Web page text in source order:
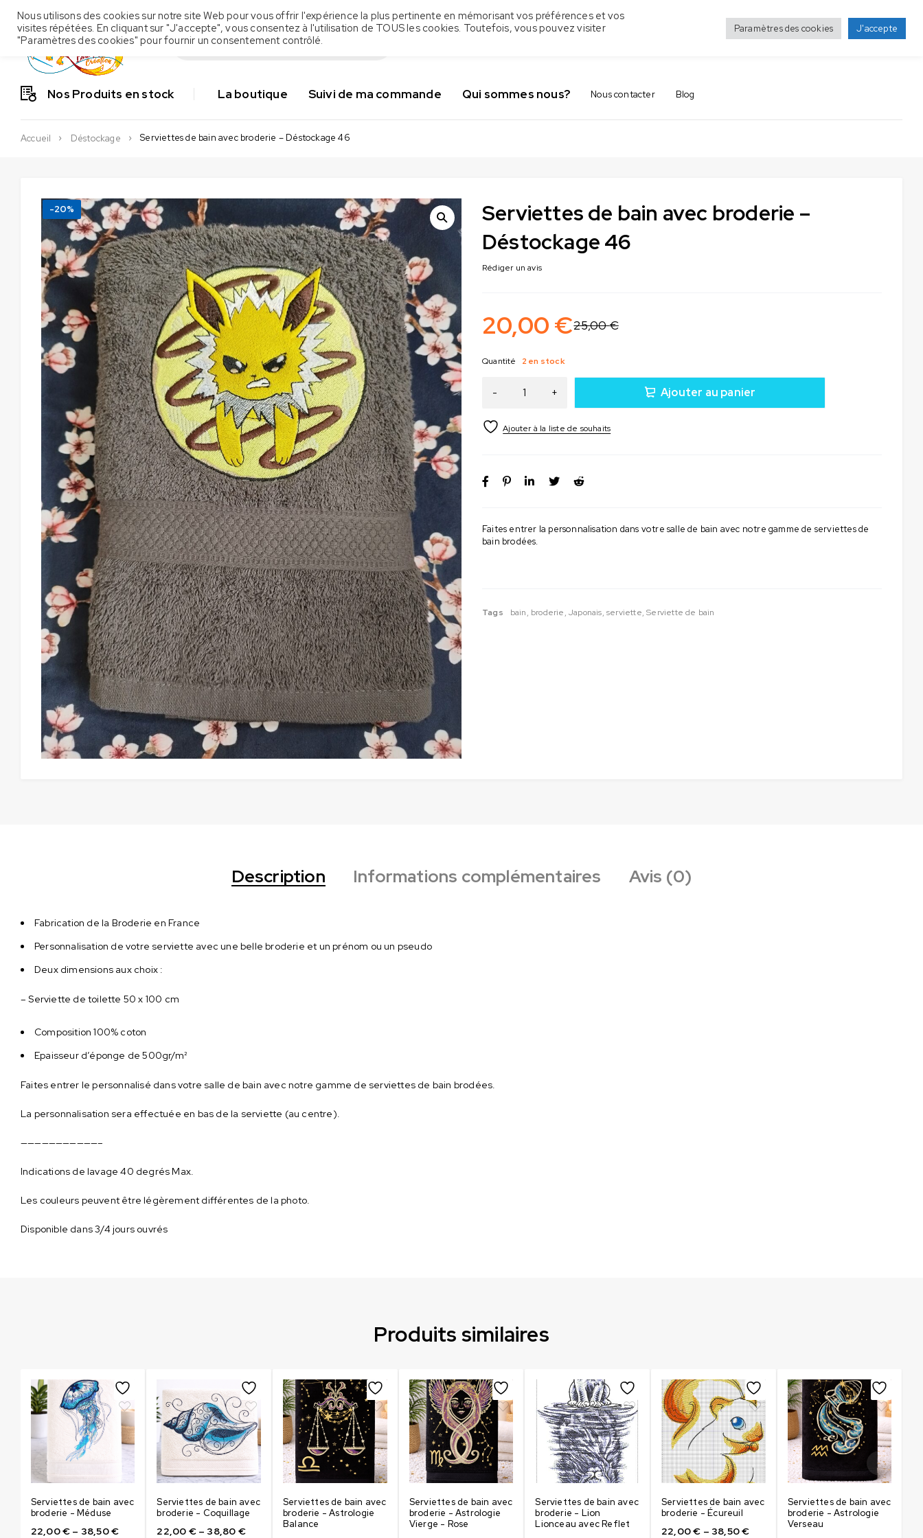
Nos Produits en stock La boutique Suivi de ma commande Qui sommes nous? Nous contacter Blog
Accueil Déstockage Serviettes de bain avec broderie – Déstockage 46
-20%
Serviettes de bain avec broderie –
Déstockage 46
Rédiger un avis
Faites entrer la personnalisation dans votre salle de bain avec notre gamme de serviettes de
bain brodées.
25,00€
20,00€
Quantité 2 en stock
Ajouter au panier
Tags bain, broderie,Japonais,serviette,Serviette de bain
Description Informations complémentaires Avis (0)
Fabrication de la Broderie en France
Personnalisation de votre serviette avec une belle broderie et un prénom ou un pseudo
Deux dimensions aux choix :
– Serviette de toilette 50 x 100 cm
Composition 100% coton
Epaisseur d’éponge de 500gr/m²
Faites entrer le personnalisé dans votre salle de bain avec notre gamme de serviettes de bain brodées.
La personnalisation sera effectuée en bas de la serviette (au centre).
———————————–
Indications de lavage 40 degrés Max.
Les couleurs peuvent être légèrement différentes de la photo.
Disponible dans 3/4 jours ouvrés
Produits similaires
Serviettes de bain avec
broderie - Méduse
22,00€ – 38,50€
Serviettes de bain avec
broderie - Coquillage
22,00 €– 38,80 €
Serviettes de bain avec
broderie - Astrologie
Balance
Serviettes de bain avec
broderie - Astrologie
Vierge - Rose
Serviettes de bain avec
broderie - Lion
Lionceau avec Reflet
Serviettes de bain avec
broderie - Écureuil
22,00€ – 38,50€
Serviettes de bain avec
broderie - Astrologie
Verseau
Nous utilisons des cookies sur notre site Web pour vous offrir l'expérience la plus pertinente en mémorisant vos préférences et vos
visites répétées. En cliquant sur "J'accepte", vous consentez à l'utilisation de TOUS les cookies. Toutefois, vous pouvez visiter
"Paramètres des cookies" pour fournir un consentement contrôlé.
Paramètres des cookies J'accepte